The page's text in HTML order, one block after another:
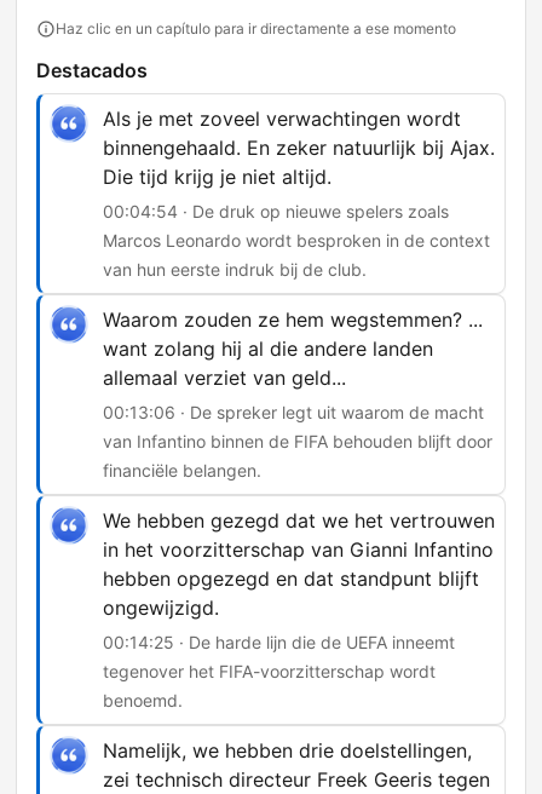
Haz clic en un capítulo para ir directamente a ese momento
Destacados
Als je met zoveel verwachtingen wordt
binnengehaald. En zeker natuurlijk bij Ajax.
Die tijd krijg je niet altijd.
00:04:54 · De druk op nieuwe spelers zoals
Marcos Leonardo wordt besproken in de context
van hun eerste indruk bij de club.
Waarom zouden ze hem wegstemmen? ...
want zolang hij al die andere landen
allemaal verziet van geld...
00:13:06 · De spreker legt uit waarom de macht
van Infantino binnen de FIFA behouden blijft door
financiële belangen.
We hebben gezegd dat we het vertrouwen
in het voorzitterschap van Gianni Infantino
hebben opgezegd en dat standpunt blijft
ongewijzigd.
00:14:25 · De harde lijn die de UEFA inneemt
tegenover het FIFA-voorzitterschap wordt
benoemd.
Namelijk, we hebben drie doelstellingen,
zei technisch directeur Freek Geeris tegen